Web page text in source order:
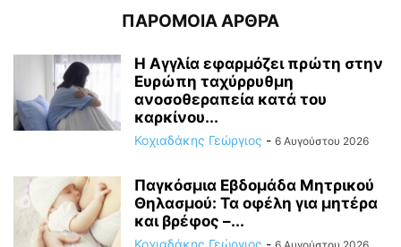
ΠΑΡΟΜΟΙΑ ΑΡΘΡΑ
Η Αγγλία εφαρμόζει πρώτη στην
Ευρώπη ταχύρρυθμη
ανοσοθεραπεία κατά του
καρκίνου...
Κοχιαδάκης Γεώργιος - 6 Αυγούστου 2026
Παγκόσμια Εβδομάδα Μητρικού
Θηλασμού: Τα οφέλη για μητέρα
και βρέφος –...
Κοχιαδάκης Γεώργιος -